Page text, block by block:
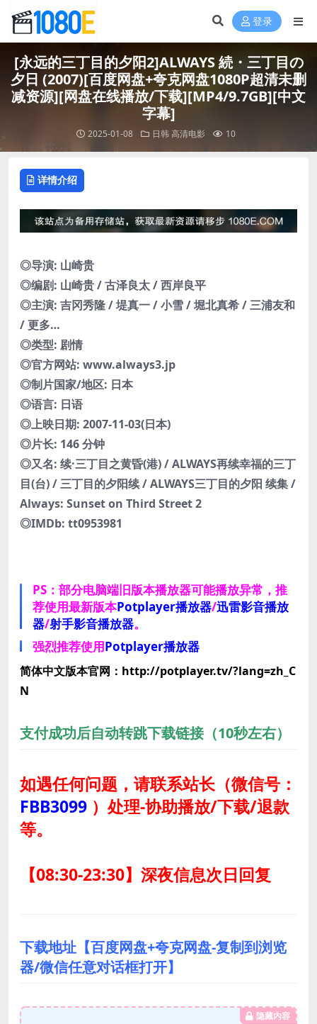
登录
[永远的三丁目的夕阳2]ALWAYS 続・三丁目の
夕日 (2007)[百度网盘+夸克网盘1080P超清未删
减资源][网盘在线播放/下载][MP4/9.7GB][中文
字幕]
2025-01-08 日韩 高清电影 10
详情介绍
◎导演: 山崎贵
◎编剧: 山崎贵 / 古泽良太 / 西岸良平
◎主演: 吉冈秀隆 / 堤真一 / 小雪 / 堀北真希 / 三浦友和
/ 更多…
◎类型: 剧情
◎官方网站: www.always3.jp
◎制片国家/地区: 日本
◎语言: 日语
◎上映日期: 2007-11-03(日本)
◎片长: 146 分钟
◎又名: 续·三丁目之黄昏(港) / ALWAYS再续幸福的三丁
目(台) / 三丁目的夕阳续 / ALWAYS三丁目的夕阳 续集 /
Always: Sunset on Third Street 2
◎IMDb: tt0953981
PS：部分电脑端旧版本播放器可能播放异常，推
荐使用最新版本Potplayer播放器/迅雷影音播放
器/射手影音播放器。
强烈推荐使用Potplayer播放器
简体中文版本官网：http://potplayer.tv/?lang=zh_C
N
支付成功后自动转跳下载链接（10秒左右）
如遇任何问题，请联系站长（微信号：
FBB3099 ） 处理-协助播放/下载/退款
等。
【08:30-23:30】深夜信息次日回复
下载地址【百度网盘+夸克网盘-复制到浏览
器/微信任意对话框打开】
隐藏内容